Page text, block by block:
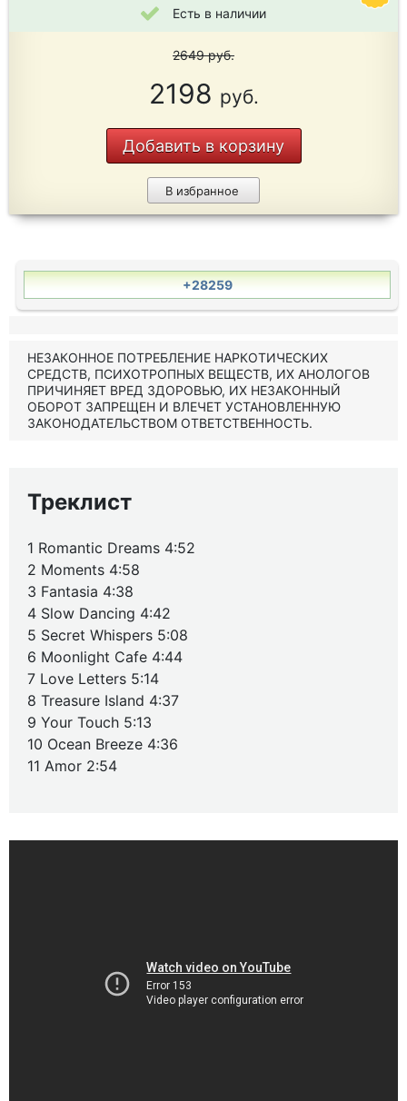
Есть в наличии
2649руб.
2198 руб.
Добавить в корзину
В избранное
+28259
НЕЗАКОННОЕ ПОТРЕБЛЕНИЕ НАРКОТИЧЕСКИХ
СРЕДСТВ, ПСИХОТРОПНЫХ ВЕЩЕСТВ, ИХ АНОЛОГОВ
ПРИЧИНЯЕТ ВРЕД ЗДОРОВЬЮ, ИХ НЕЗАКОННЫЙ
ОБОРОТ ЗАПРЕЩЕН И ВЛЕЧЕТ УСТАНОВЛЕННУЮ
ЗАКОНОДАТЕЛЬСТВОМ ОТВЕТСТВЕННОСТЬ.
Треклист
1 Romantic Dreams 4:52
2 Moments 4:58
3 Fantasia 4:38
4 Slow Dancing 4:42
5 Secret Whispers 5:08
6 Moonlight Cafe 4:44
7 Love Letters 5:14
8 Treasure Island 4:37
9 Your Touch 5:13
10 Ocean Breeze 4:36
11 Amor 2:54